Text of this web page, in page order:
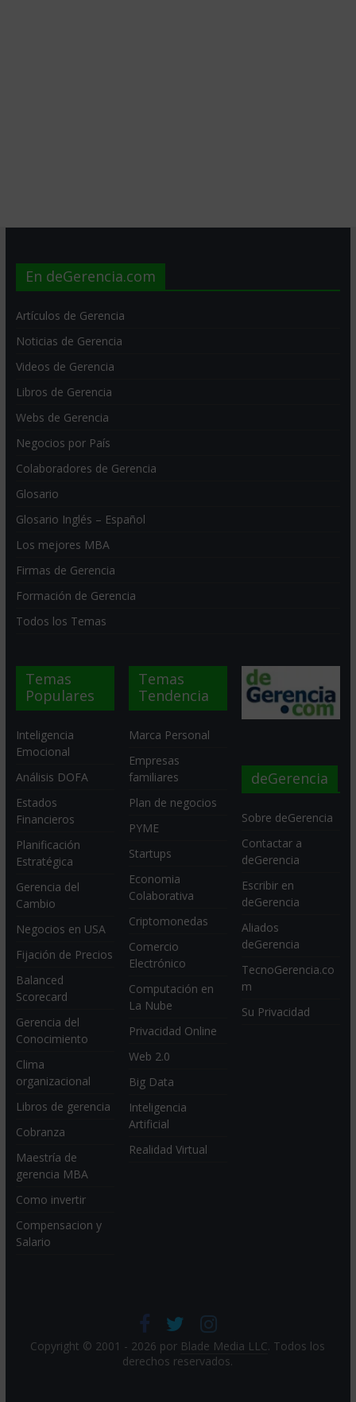
En deGerencia.com
Artículos de Gerencia
Noticias de Gerencia
Videos de Gerencia
Libros de Gerencia
Webs de Gerencia
Negocios por País
Colaboradores de Gerencia
Glosario
Glosario Inglés – Español
Los mejores MBA
Firmas de Gerencia
Formación de Gerencia
Todos los Temas
Temas
Populares
Inteligencia
Emocional
Análisis DOFA
Estados
Financieros
Planificación
Estratégica
Gerencia del
Cambio
Negocios en USA
Fijación de Precios
Balanced
Scorecard
Gerencia del
Conocimiento
Clima
organizacional
Libros de gerencia
Cobranza
Maestría de
gerencia MBA
Como invertir
Compensacion y
Salario
Temas
Tendencia
Marca Personal
Empresas
familiares
Plan de negocios
PYME
Startups
Economia
Colaborativa
Criptomonedas
Comercio
Electrónico
Computación en
La Nube
Privacidad Online
Web 2.0
Big Data
Inteligencia
Artificial
Realidad Virtual
deGerencia
Sobre deGerencia
Contactar a
deGerencia
Escribir en
deGerencia
Aliados
deGerencia
TecnoGerencia.co
m
Su Privacidad
Copyright © 2001 - 2026 por Blade Media LLC. Todos los
derechos reservados.